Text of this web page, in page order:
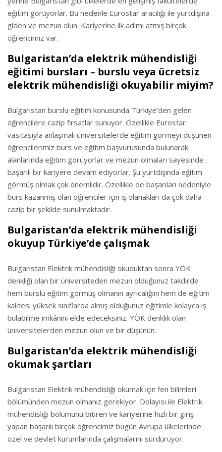
eğitim görüyorlar. Bu nedenle Eurostar aracılığı ile yurtdışına
giden ve mezun olun. Kariyerine ilk adımı atmış birçok
öğrencimiz var.
Bulgaristan’da elektrik mühendisliği
eğitimi bursları – burslu veya ücretsiz
elektrik mühendisliği okuyabilir miyim?
Bulgaristan burslu eğitim konusunda Türkiye’den gelen
öğrencilere cazip fırsatlar sunuyor. Özellikle Eurostar
vasıtasıyla anlaşmalı üniversitelerde eğitim görmeyi düşünen
öğrencilerimiz burs ve eğitim başvurusunda bulunarak
alanlarında eğitim görüyorlar ve mezun olmaları sayesinde
başarılı bir kariyere devam ediyorlar. Şu yurtdışında eğitim
görmüş olmak çok önemlidir. Özellikle de başarıları nedeniyle
burs kazanmış olan öğrenciler için iş olanakları da çok daha
cazip bir şekilde sunulmaktadır.
Bulgaristan’da elektrik mühendisliği
okuyup Türkiye’de çalışmak
Bulgaristan Elektrik mühendisliği okuduktan sonra YÖK
denkliği olan bir üniversiteden mezun olduğunuz takdirde
hem burslu eğitim görmüş olmanın ayrıcalığını hem de eğitim
kalitesi yüksek sınıflarda almış olduğunuz eğitimle kolayca iş
bulabilme imkânını elde edeceksiniz. YÖK denklik olan
üniversitelerden mezun olun ve bir düşünün.
Bulgaristan’da elektrik mühendisliği
okumak şartları
Bulgaristan Elektrik mühendisliği okumak için fen bilimleri
bölümünden mezun olmanız gerekiyor. Dolayısı ile Elektrik
mühendisliği bölümünü bitiren ve kariyerine hızlı bir giriş
yapan başarılı birçok öğrencimiz bugün Avrupa ülkelerinde
özel ve devlet kurumlarında çalışmalarını sürdürüyor.